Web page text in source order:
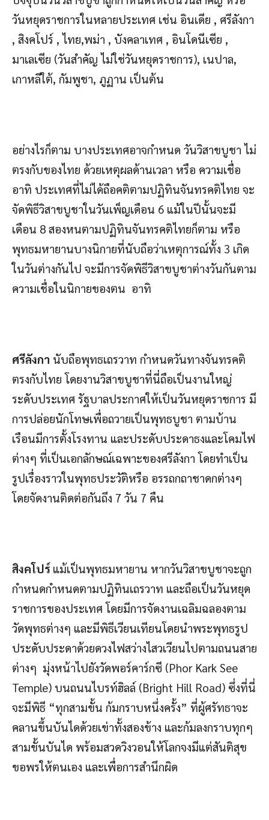
วันหยุดราชการในหลายประเทศ เช่น อินเดีย , ศรีลังกา
, สิงคโปร์ , ไทย,พม่า , บังคลาเทศ , อินโดนีเซีย ,
มาเลเซีย (วันสำคัญ ไม่ใช่วันหยุดราชการ), เนปาล,
เกาหลีใต้, กัมพูชา, ภูฏาน เป็นต้น
อย่างไรก็ตาม บางประเทศอาจกำหนด วันวิสาขบูชา ไม่
ตรงกับของไทย ด้วยเหตุผลด้านเวลา หรือ ความเชื่อ
อาทิ ประเทศที่ไม่ได้ถือคติตามปฏิทินจันทรคติไทย จะ
จัดพิธีวิสาขบูชาในวันเพ็ญเดือน 6 แม้ในปีนั้นจะมี
เดือน 8 สองหนตามปฏิทินจันทรคติไทยก็ตาม หรือ
พุทธมหายานบางนิกายที่นับถือว่าเหตุการณ์ทั้ง 3 เกิด
ในวันต่างกันไป จะมีการจัดพิธีวิสาขบูชาต่างวันกันตาม
ความเชื่อในนิกายของตน อาทิ
ศรีลังกา นับถือพุทธเถรวาท กำหนดวันทางจันทรคติ
ตรงกับไทย โดยงานวิสาขบูชาที่นี่ถือเป็นงานใหญ่
ระดับประเทศ รัฐบาลประกาศให้เป็นวันหยุดราชการ มี
การปล่อยนักโทษเพื่อถวายเป็นพุทธบูชา ตามบ้าน
เรือนมีการตั้งโรงทาน และประดับประดาธงและโคมไฟ
ต่างๆ ที่เป็นเอกลักษณ์เฉพาะของศรีลังกา โดยทำเป็น
รูปเรื่องราวในพุทธประวัติหรือ อรรถกถาชาดกต่างๆ
โดยจัดงานติดต่อกันถึง 7 วัน 7 คืน
สิงคโปร์ แม้เป็นพุทธมหายาน หากวันวิสาขบูชาจะถูก
กำหนดกำหนดตามปฏิทินเถรวาท และถือเป็นวันหยุด
ราชการของประเทศ โดยมีการจัดงานเฉลิมฉลองตาม
วัดพุทธต่างๆ และมีพิธีเวียนเทียนโดยนำพระพุทธรูป
ประดับประดาด้วยดวงไฟสว่างไสวเวียนไปตามถนนสาย
ต่างๆ มุ่งหน้าไปยังวัดพอร์คาร์กซี (Phor Kark See
Temple) บนถนนไบรท์ฮิลล์ (Bright Hill Road) ซึ่งที่นี่
จะมีพิธี “ทุกสามขั้น ก้มกราบหนึ่งครั้ง” ที่ผู้ศรัทธาจะ
คลานขึ้นบันไดด้วยเข่าทั้งสองข้าง และก้มลงกราบทุกๆ
สามขั้นบันได พร้อมสวดวิงวอนให้โลกจงมีแต่สันติสุข
ขอพรให้ตนเอง และเพื่อการสำนึกผิด